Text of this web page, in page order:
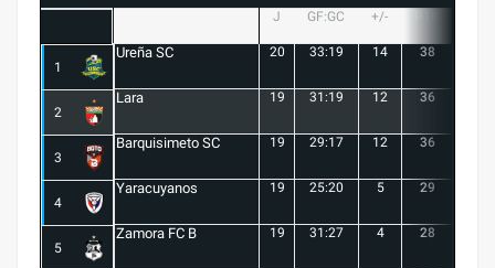
J GF:GC +/-
1
Ureña SC 20 33:19 14 38
2
Lara 19 31:19 12 36
3
Barquisimeto SC 19 29:17 12 36
4
Yaracuyanos 19 25:20 5 29
5
Zamora FC B 19 31:27 4 28